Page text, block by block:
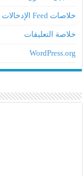
خلاصات Feed الإدخالات
خلاصة التعليقات
WordPress.org